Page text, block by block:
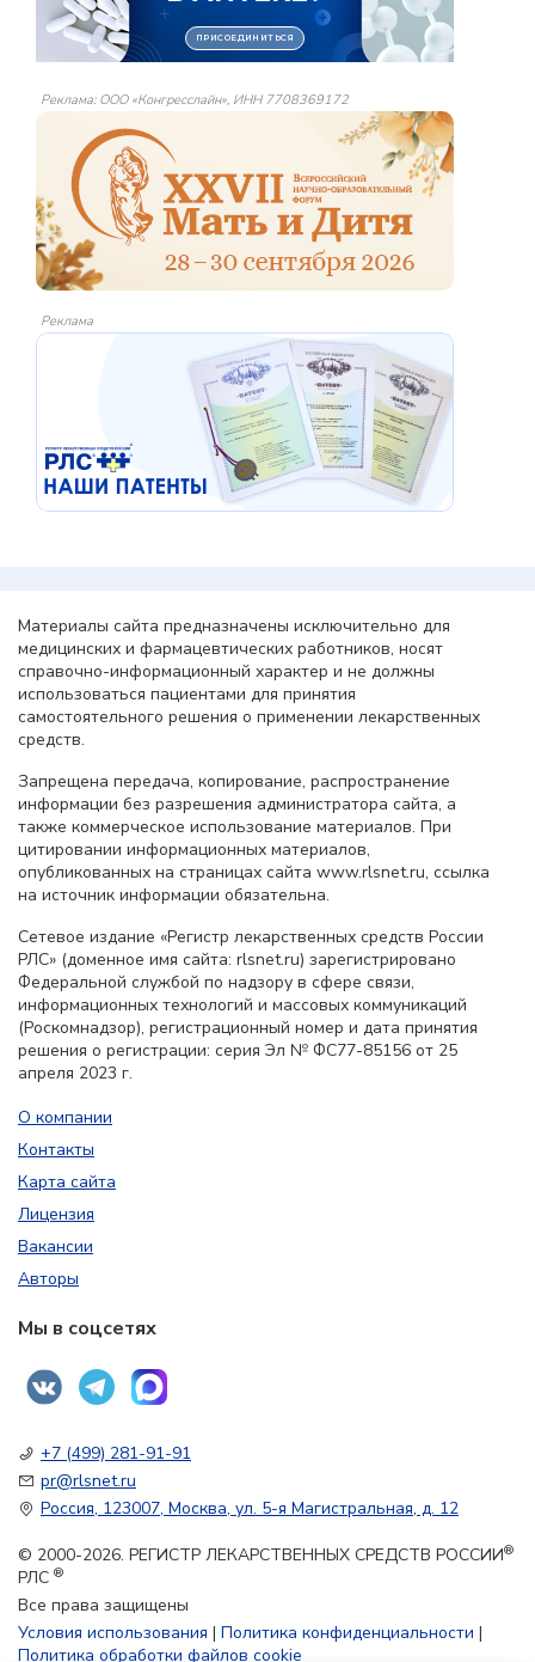
Реклама: ООО «Конгресслайн», ИНН 7708369172
Реклама
Материалы сайта предназначены исключительно для
медицинских и фармацевтических работников, носят
справочно-информационный характер и не должны
использоваться пациентами для принятия
самостоятельного решения о применении лекарственных
средств.
Запрещена передача, копирование, распространение
информации без разрешения администратора сайта, а
также коммерческое использование материалов. При
цитировании информационных материалов,
опубликованных на страницах сайта www.rlsnet.ru, ссылка
на источник информации обязательна.
Сетевое издание «Регистр лекарственных средств России
РЛС» (доменное имя сайта: rlsnet.ru) зарегистрировано
Федеральной службой по надзору в сфере связи,
информационных технологий и массовых коммуникаций
(Роскомнадзор), регистрационный номер и дата принятия
решения о регистрации: серия Эл № ФС77-85156 от 25
апреля 2023 г.
О компании
Контакты
Карта сайта
Лицензия
Вакансии
Авторы
Мы в соцсетях
+7 (499) 281-91-91
pr@rlsnet.ru
Россия, 123007, Москва, ул. 5-я Магистральная, д. 12
© 2000-2026. РЕГИСТР ЛЕКАРСТВЕННЫХ СРЕДСТВ РОССИИ®
РЛС ®
Все права защищены
Условия использования | Политика конфиденциальности |
Политика обработки файлов cookie